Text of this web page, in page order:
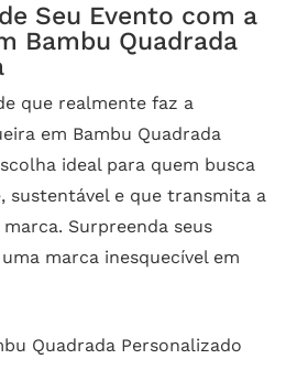
Seu Evento com a
Bambu Quadrada
que realmente faz a
em Bambu Quadrada
ideal para quem busca
sustentável e que transmita a
Surpreenda seus
marca inesquecível em
Quadrada Personalizado